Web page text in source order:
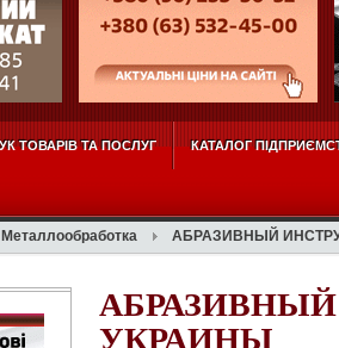
ТОВАРІВ ТА ПОСЛУГ КАТАЛОГ
Металлообработка АБРАЗИВНЫЙ
УКРАИНЫ